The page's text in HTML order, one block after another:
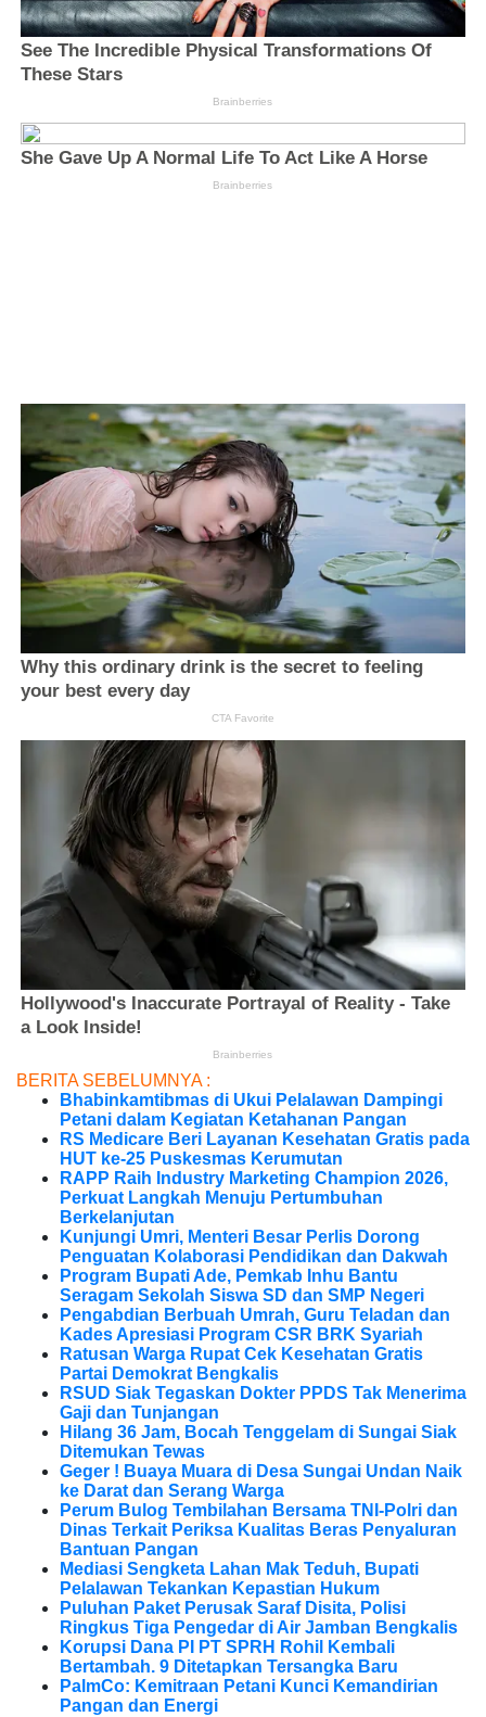
BERITA SEBELUMNYA :
Bhabinkamtibmas di Ukui Pelalawan Dampingi
Petani dalam Kegiatan Ketahanan Pangan
RS Medicare Beri Layanan Kesehatan Gratis pada
HUT ke-25 Puskesmas Kerumutan
RAPP Raih Industry Marketing Champion 2026,
Perkuat Langkah Menuju Pertumbuhan
Berkelanjutan
Kunjungi Umri, Menteri Besar Perlis Dorong
Penguatan Kolaborasi Pendidikan dan Dakwah
Program Bupati Ade, Pemkab Inhu Bantu
Seragam Sekolah Siswa SD dan SMP Negeri
Pengabdian Berbuah Umrah, Guru Teladan dan
Kades Apresiasi Program CSR BRK Syariah
Ratusan Warga Rupat Cek Kesehatan Gratis
Partai Demokrat Bengkalis
RSUD Siak Tegaskan Dokter PPDS Tak Menerima
Gaji dan Tunjangan
Hilang 36 Jam, Bocah Tenggelam di Sungai Siak
Ditemukan Tewas
Geger ! Buaya Muara di Desa Sungai Undan Naik
ke Darat dan Serang Warga
Perum Bulog Tembilahan Bersama TNI-Polri dan
Dinas Terkait Periksa Kualitas Beras Penyaluran
Bantuan Pangan
Mediasi Sengketa Lahan Mak Teduh, Bupati
Pelalawan Tekankan Kepastian Hukum
Puluhan Paket Perusak Saraf Disita, Polisi
Ringkus Tiga Pengedar di Air Jamban Bengkalis
Korupsi Dana PI PT SPRH Rohil Kembali
Bertambah. 9 Ditetapkan Tersangka Baru
PalmCo: Kemitraan Petani Kunci Kemandirian
Pangan dan Energi